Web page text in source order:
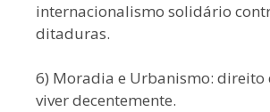
internacionalismo solidário
ditaduras.
6) Moradia e Urbanismo: direito
viver decentemente.